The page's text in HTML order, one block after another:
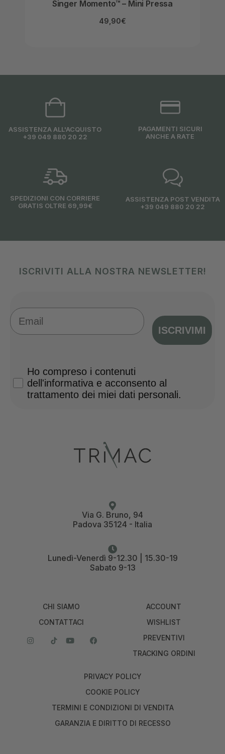
Singer Momento™ – Mini Pressa
49,90€
ASSISTENZA ALL'ACQUISTO
+39 049 880 20 22
PAGAMENTI SICURI
ANCHE A RATE
SPEDIZIONI CON CORRIERE
GRATIS OLTRE 69,99€
ASSISTENZA POST VENDITA
+39 049 880 20 22
ISCRIVITI ALLA NOSTRA NEWSLETTER!
Email
ISCRIVIMI
Privacy Policy
Ho compreso i contenuti
dell'informativa e acconsento al
trattamento dei miei dati personali.
Via G. Bruno, 94
Padova 35124 - Italia
Lunedì-Venerdì 9-12.30 | 15.30-19
Sabato 9-13
CHI SIAMO
CONTATTACI
ACCOUNT
WISHLIST
PREVENTIVI
TRACKING ORDINI
PRIVACY POLICY
COOKIE POLICY
TERMINI E CONDIZIONI DI VENDITA
GARANZIA E DIRITTO DI RECESSO